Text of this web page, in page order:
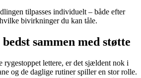
tilpasses individuelt – både efter
bivirkninger du kan tåle.
sammen med støtte
rygestoppet lettere, er det sjældent nok i
og de daglige rutiner spiller en stor rolle.